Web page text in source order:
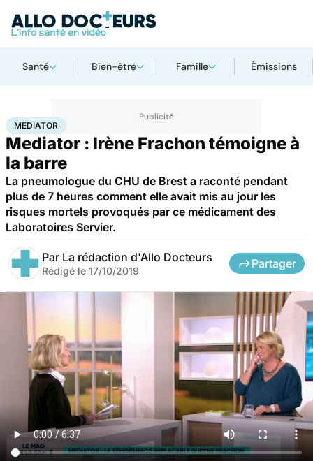
Santé Bien-être Famille Émissions
AccueilSanté Mediator
MEDIATOR
Mediator : Irène Frachon témoigne à
la barre
La pneumologue du CHU de Brest a raconté pendant
plus de 7 heures comment elle avait mis au jour les
risques mortels provoqués par ce médicament des
Laboratoires Servier.
Par La rédaction d'Allo Docteurs
Rédigé le 17/10/2019
Partager